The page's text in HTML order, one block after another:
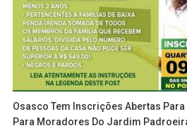
Osasco Tem Inscrições Abertas
Para Moradores Do Jardim